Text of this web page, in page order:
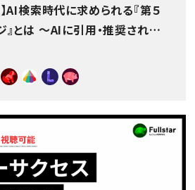
AI検索時代に求められる『第５
とは ～AIに引用・推奨されるサ